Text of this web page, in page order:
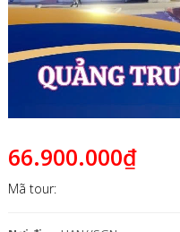
66.900.000₫
Mã tour: